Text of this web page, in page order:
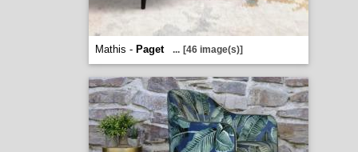
Mathis - Paget ... [46 image(s)]